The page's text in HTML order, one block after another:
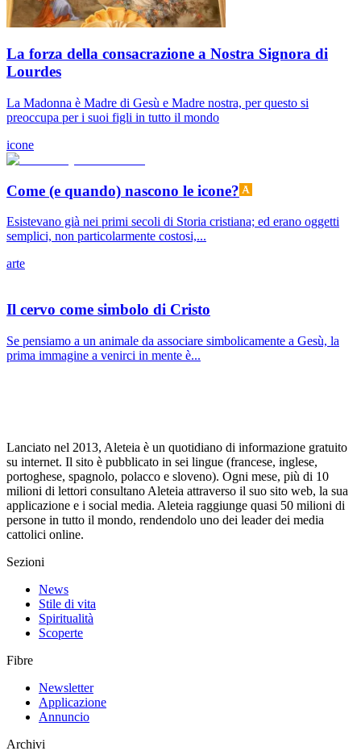
La forza della consacrazione a Nostra Signora di
Lourdes
La Madonna è Madre di Gesù e Madre nostra, per questo si
preoccupa per i suoi figli in tutto il mondo
icone
Come (e quando) nascono le icone?
Esistevano già nei primi secoli di Storia cristiana; ed erano oggetti
semplici, non particolarmente costosi,...
arte
Il cervo come simbolo di Cristo
Se pensiamo a un animale da associare simbolicamente a Gesù, la
prima immagine a venirci in mente è...
Lanciato nel 2013, Aleteia è un quotidiano di informazione gratuito
su internet. Il sito è pubblicato in sei lingue (francese, inglese,
portoghese, spagnolo, polacco e sloveno). Ogni mese, più di 10
milioni di lettori consultano Aleteia attraverso il suo sito web, la sua
applicazione e i social media. Aleteia raggiunge quasi 50 milioni di
persone in tutto il mondo, rendendolo uno dei leader dei media
cattolici online.
Sezioni
News
Stile di vita
Spiritualità
Scoperte
Fibre
Newsletter
Applicazione
Annuncio
Archivi